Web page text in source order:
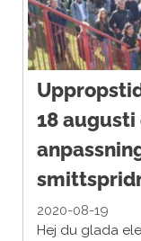
18
2020-08-19
Hej du glada